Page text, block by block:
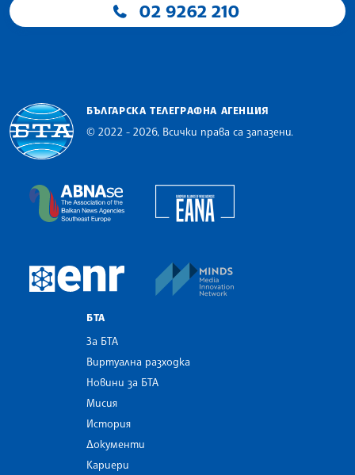
02 9262 210
БЪЛГАРСКА ТЕЛЕГРАФНА АГЕНЦИЯ
© 2022 - 2026, Всички права са запазени.
The Assocoation of the Balkan News Agencies
European Newsroom
БТА
За БТА
Виртуална разходка
Новини за БТА
Мисия
История
Документи
Кариери